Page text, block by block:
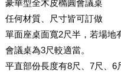
豪華型全木皮橢圓會議桌
任何材質、尺寸皆可訂做
單面座桌面寬2尺半，若場地
會議桌為3尺較適當。
平直部份長度有8尺、7尺、